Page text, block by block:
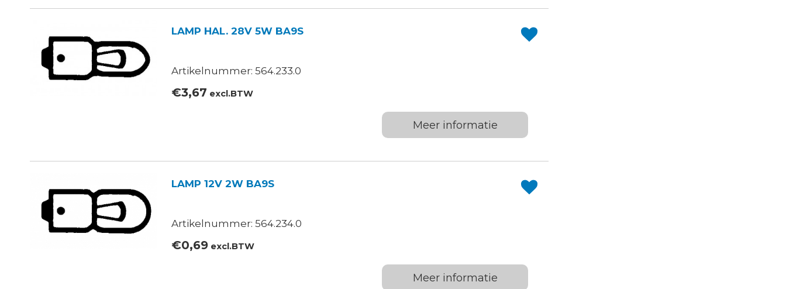
LAMP HAL. 28V 5W BA9S
Artikelnummer: 564.233.0
€3,67 excl.BTW
Meer informatie
LAMP 12V 2W BA9S
Artikelnummer: 564.234.0
€0,69 excl.BTW
Meer informatie